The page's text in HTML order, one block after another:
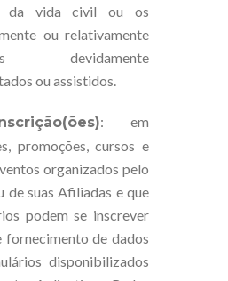
da vida civil ou os
ou relativamente
devidamente
ou assistidos.
: em
promoções, cursos e
organizados pelo
de suas Afiliadas e que
podem se inscrever
fornecimento de dados
disponibilizados